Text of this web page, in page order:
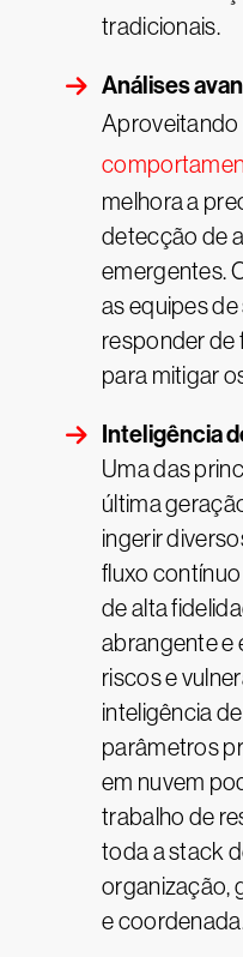
tradicionais.
Análises
Aproveitando
melhora a
detecção de
emergentes.
as equipes
responder de
para mitigar
Inteligência
Uma das
última
ingerir
fluxo
de alta
abrangente e
riscos e
inteligência
parâmetros
em nuvem
trabalho de
toda a stack
organização,
e